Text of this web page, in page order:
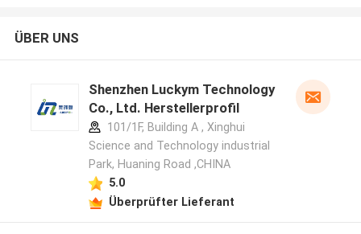
ÜBER UNS
Shenzhen Luckym Technology
Co., Ltd. Herstellerprofil
101/1F, Building A , Xinghui
Science and Technology industrial
Park, Huaning Road ,CHINA
5.0
Überprüfter Lieferant